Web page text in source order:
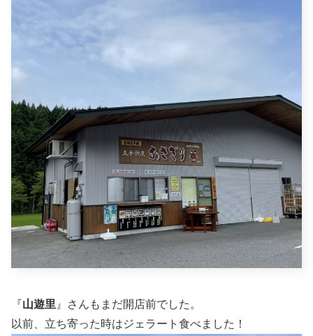
『山遊里 』さんもまだ開店前でした。
以前、立ち寄った時はジェラート食べました！